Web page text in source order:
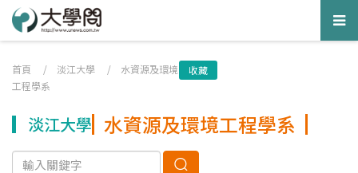
首頁 / 淡江大學 / 水資源及環境
工程學系
收藏
淡江大學 水資源及環境工程學系